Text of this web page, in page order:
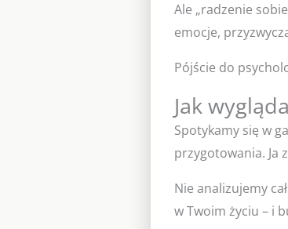
Ale „radzenie
emocje,
Pójście do
Jak
Spotykamy się w
przygotowania. Ja
Nie analizujemy
w Twoim życiu – i